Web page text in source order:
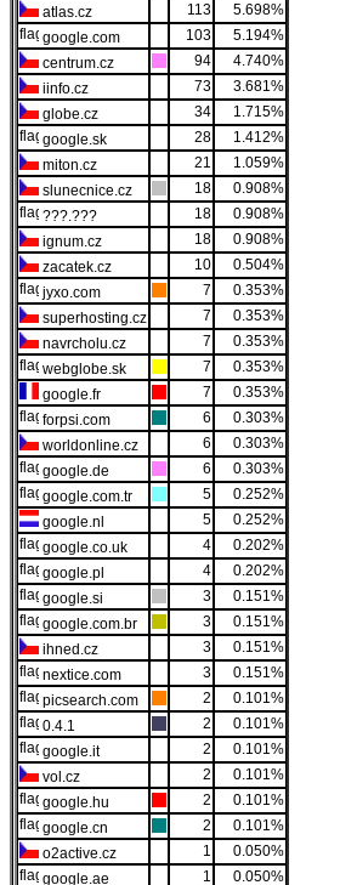
atlas.cz
113
5.698%
google.com
103
5.194%
centrum.cz
94
4.740%
iinfo.cz
73
3.681%
globe.cz
34
1.715%
google.sk
28
1.412%
miton.cz
21
1.059%
slunecnice.cz
18
0.908%
???.???
18
0.908%
ignum.cz
18
0.908%
zacatek.cz
10
0.504%
jyxo.com
7
0.353%
superhosting.cz
7
0.353%
navrcholu.cz
7
0.353%
webglobe.sk
7
0.353%
google.fr
7
0.353%
forpsi.com
6
0.303%
worldonline.cz
6
0.303%
google.de
6
0.303%
google.com.tr
5
0.252%
google.nl
5
0.252%
google.co.uk
4
0.202%
google.pl
4
0.202%
google.si
3
0.151%
google.com.br
3
0.151%
ihned.cz
3
0.151%
nextice.com
3
0.151%
picsearch.com
2
0.101%
0.4.1
2
0.101%
google.it
2
0.101%
vol.cz
2
0.101%
google.hu
2
0.101%
google.cn
2
0.101%
o2active.cz
1
0.050%
google.ae
1 0.050%